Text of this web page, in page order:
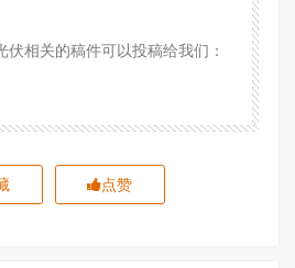
相关的稿件可以投稿给我们：
点赞